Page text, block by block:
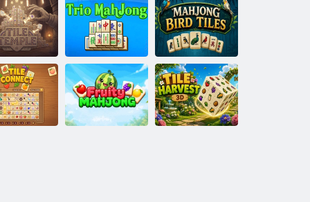
templis Trio madžongs
Mahjong putnu
flīzes